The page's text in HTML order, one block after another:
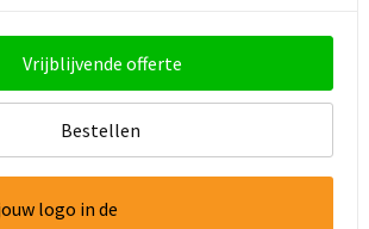
Vrijblijvende offerte
Bestellen
logo in de